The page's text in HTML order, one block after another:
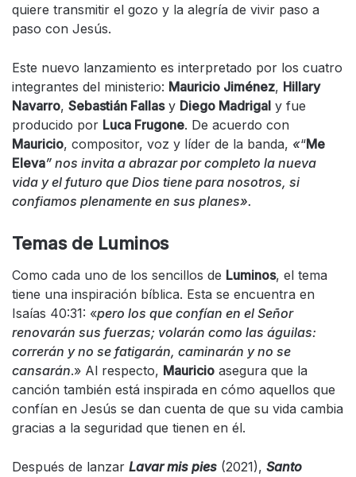
quiere transmitir el gozo y la alegría de vivir paso a
paso con Jesús.
Este nuevo lanzamiento es interpretado por los cuatro
integrantes del ministerio: Mauricio Jiménez, Hillary
Navarro, Sebastián Fallasy Diego Madrigal y fue
producido por Luca Frugone. De acuerdo con
Mauricio, compositor, voz y líder de la banda, «“Me
Eleva” nos invita a abrazar por completo la nueva
vida y el futuro que Dios tiene para nosotros, si
confiamos plenamente en sus planes».
Temas de Luminos
Como cada uno de los sencillos de Luminos, el tema
tiene una inspiración bíblica. Esta se encuentra en
Isaías 40:31: «pero los que confían en el Señor
renovarán sus fuerzas; volarán como las águilas:
correrán y no se fatigarán, caminarán y no se
cansarán.» Al respecto, Mauricio asegura que la
canción también está inspirada en cómo aquellos que
confían en Jesús se dan cuenta de que su vida cambia
gracias a la seguridad que tienen en él.
Después de lanzar Lavar mis pies (2021), Santo